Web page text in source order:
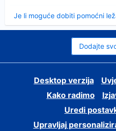
Je li moguće dobiti pomoćni
Dodajte
Desktop verzija
Kako radimo
Uredi
Upravljaj